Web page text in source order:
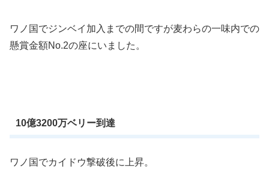
ワノ国でジンベイ加入までの間ですが麦わらの一味内での
懸賞金額No.2の座にいました。
10億3200万ベリー到達
ワノ国でカイドウ撃破後に上昇。